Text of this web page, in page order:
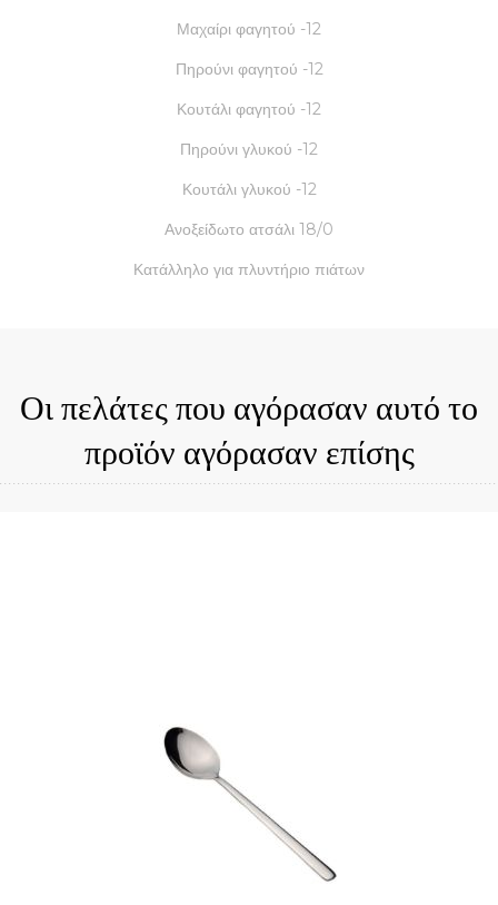
Μαχαίρι φαγητού -12
Πηρούνι φαγητού -12
Κουτάλι φαγητού -12
Πηρούνι γλυκού -12
Κουτάλι γλυκού -12
Ανοξείδωτο ατσάλι 18/0
Κατάλληλο για πλυντήριο πιάτων
Οι πελάτες που αγόρασαν αυτό το
προϊόν αγόρασαν επίσης